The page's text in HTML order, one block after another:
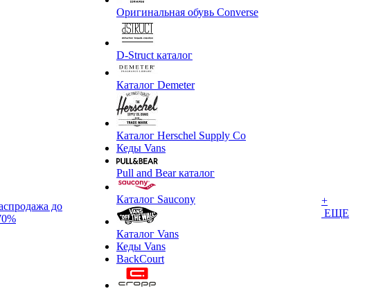
до
Оригинальная обувь Converse
D-Struct каталог
Каталог Demeter
Каталог Herschel Supply Co
Кеды Vans
Pull and Bear каталог
Каталог Saucony
Каталог Vans
Кеды Vans
BackCourt
+
ЕЩЕ